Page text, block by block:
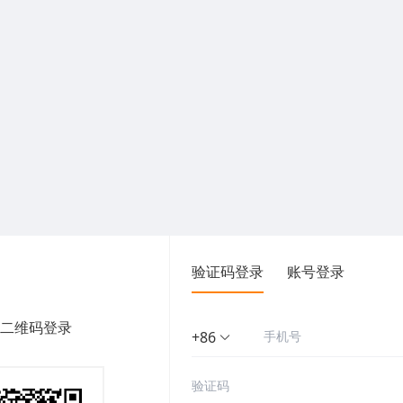
维码登录
验证码登录 账号登录
+86